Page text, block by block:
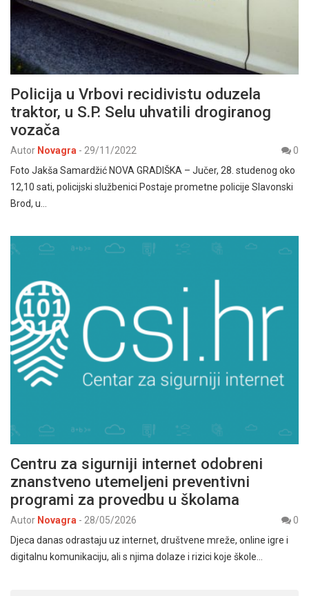
Policija u Vrbovi recidivistu oduzela
traktor, u S.P. Selu uhvatili drogiranog
vozača
Autor Novagra - 29/11/2022
0
Foto Jakša Samardžić NOVA GRADIŠKA – Jučer, 28. studenog oko
12,10 sati, policijski službenici Postaje prometne policije Slavonski
Brod, u…
Centru za sigurniji internet odobreni
znanstveno utemeljeni preventivni
programi za provedbu u školama
Autor Novagra - 28/05/2026
0
Djeca danas odrastaju uz internet, društvene mreže, online igre i
digitalnu komunikaciju, ali s njima dolaze i rizici koje škole…